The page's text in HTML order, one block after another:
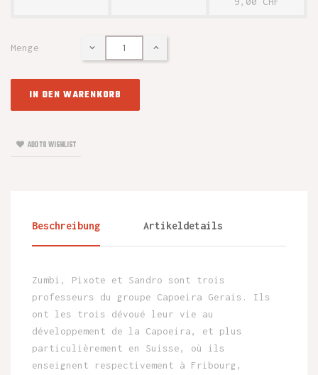
Menge
IN DEN WARENKORB
ADD TO WISHLIST
Beschreibung Artikeldetails
Zumbi, Pixote et Sandro sont trois
professeurs du groupe Capoeira Gerais. Ils
ont les trois dévoué leur vie au
développement de la Capoeira, et plus
particulièrement en Suisse, où ils
enseignent respectivement à Fribourg,